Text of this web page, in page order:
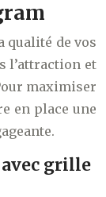
qualité de vos
l’attraction et
maximiser
en place une
grille